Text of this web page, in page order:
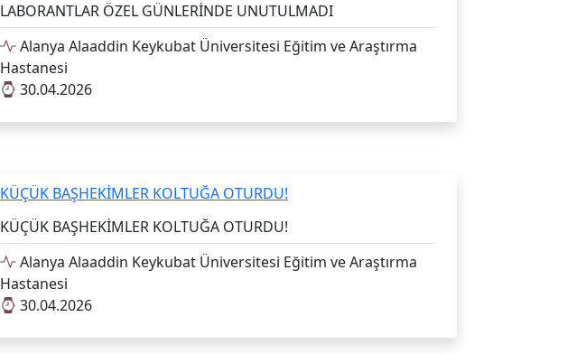
LABORANTLAR ÖZEL GÜNLERİNDE UNUTULMADI
Alanya Alaaddin Keykubat Üniversitesi Eğitim ve Araştırma
Hastanesi
30.04.2026
KÜÇÜK BAŞHEKİMLER KOLTUĞA OTURDU!
Alanya Alaaddin Keykubat Üniversitesi Eğitim ve Araştırma
Hastanesi
30.04.2026